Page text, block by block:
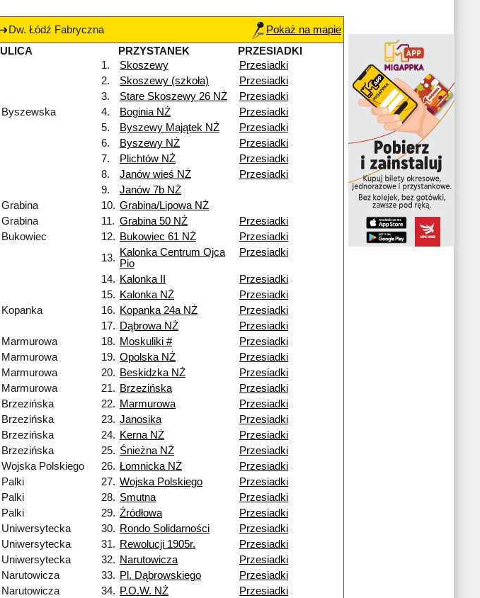
Dw. Łódź Fabryczna
Pokaż na mapie
ULICA
PRZYSTANEK
PRZESIADKI
1.
Skoszewy
Przesiadki
2.
Skoszewy (szkoła)
Przesiadki
3.
Stare Skoszewy 26 NŻ
Przesiadki
Byszewska
4. Boginia NŻ
Przesiadki
5.
Byszewy Majątek NŻ
Przesiadki
6.
Byszewy NŻ
Przesiadki
7.
Plichtów NŻ
Przesiadki
8.
Janów wieś NŻ
Przesiadki
9.
Janów 7b NŻ
Grabina
10. Grabina/Lipowa NŻ
Grabina
11. Grabina 50 NŻ
Przesiadki
Bukowiec
12. Bukowiec 61 NŻ
Przesiadki
13. Kalonka Centrum Ojca
Pio
Przesiadki
14. Kalonka II
Przesiadki
15. Kalonka NŻ
Przesiadki
Kopanka
16. Kopanka 24a NŻ
Przesiadki
17. Dąbrowa NŻ
Przesiadki
Marmurowa
18. Moskuliki #
Przesiadki
Marmurowa
19. Opolska NŻ
Przesiadki
Marmurowa
20. Beskidzka NŻ
Przesiadki
Marmurowa
21. Brzezińska
Przesiadki
Brzezińska
22. Marmurowa
Przesiadki
Brzezińska
23. Janosika
Przesiadki
Brzezińska
24. Kerna NŻ
Przesiadki
Brzezińska
25. Śnieżna NŻ
Przesiadki
Wojska Polskiego
26. Łomnicka NŻ
Przesiadki
Palki
27. Wojska Polskiego
Przesiadki
Palki
28. Smutna
Przesiadki
Palki
29. Źródłowa
Przesiadki
Uniwersytecka
30. Rondo Solidarności
Przesiadki
Uniwersytecka
31. Rewolucji 1905r.
Przesiadki
Uniwersytecka
32. Narutowicza
Przesiadki
Narutowicza
33. Pl. Dąbrowskiego
Przesiadki
Narutowicza
34. P.O.W. NŻ
Przesiadki